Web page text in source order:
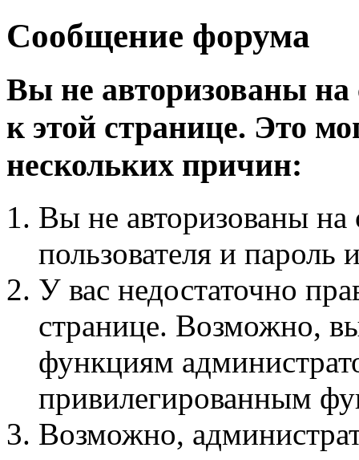
Сообщение форума
Вы не авторизованы на
к этой странице. Это
нескольких причин:
Вы не авторизованы на
пользователя и пароль
У вас недостаточно
странице. Возможно,
функциям
привилегированным
Возможно,